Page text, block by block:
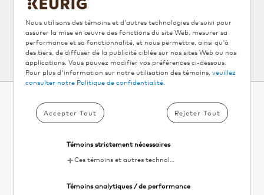
SUIVEZ-NOUS
INSCRIVEZ‑VOUS À
L'INFOLETTRE KEURIG
ET OBTENEZ 10 % DE RABAIS▴
Votre
email
Nous utilisons des témoins et d'autres technologies de suivi pour
assurer la mise en œuvre des fonctions du site Web, mesurer sa
performance et sa fonctionnalité, et nous permettre, ainsi qu'à
des tiers, de diffuser de la publicité ciblée sur nos sites Web ou nos
applications. Vous pouvez modifier vos préférences ci-dessous.
Pour plus d'information sur notre utilisation des témoins,veuillez
consulter notre Politique de confidentialité.
Accepter Tout Rejeter Tout
Témoins strictement nécessaires
Ces témoins et autres technologies de suivi sont essentiels au fonctionnement du site Web de KDP. Ils permettent le chargement et le fonctionnement adéquats des fonctionnalités du site Web.
Témoins analytiques / de performance